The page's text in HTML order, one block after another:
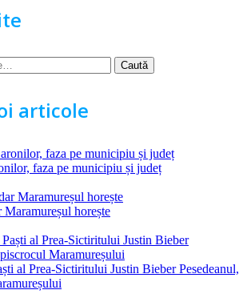
articole
faza pe municipiu și județ
Maramureșul horește
al Prea-Sictiritului Justin Bieber Pesedeanul,